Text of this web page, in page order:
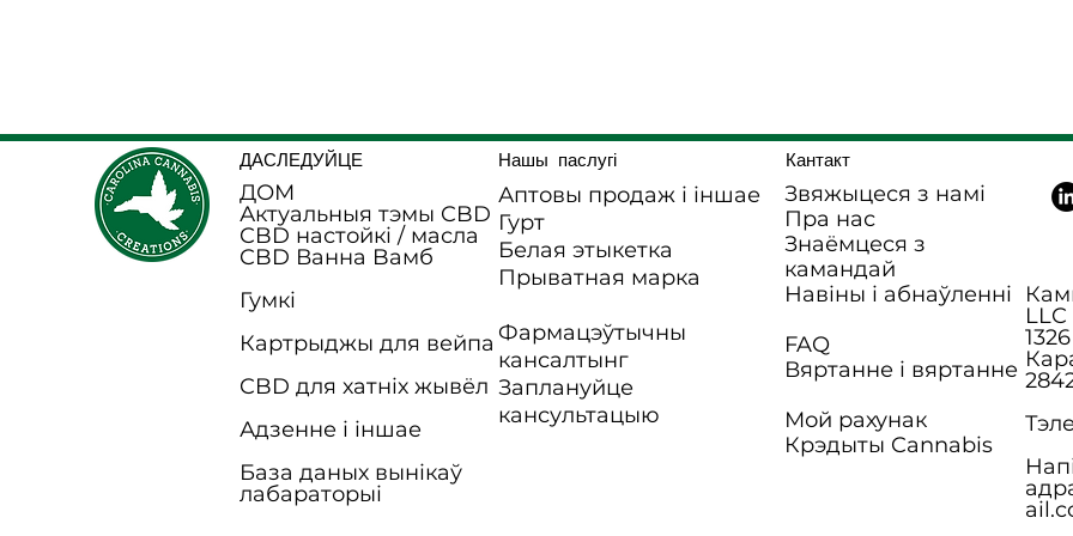
ДАСЛЕДУЙЦЕ
ДОМ
Актуальныя тэмы CBD
CBD настойкі / масла
CBD Ванна Bамб
Гумкі
Картрыджы для вейпа
CBD для хатніх жывёл
Адзенне і іншае
База даных вынікаў
лабараторыі
Нашы паслугі
Аптовы продаж і іншае
Гурт
Белая этыкетка
Прыватная марка
Фармацэўтычны
кансалтынг
Заплануйце
кансультацыю
Кантакт
Звяжыцеся з намі
Пра нас
Знаёмцеся з
камандай
Навіны і абнаўленні
FAQ
Вяртанне і вяртанне
Мой рахунак
Крэдыты Cannabis
LLC